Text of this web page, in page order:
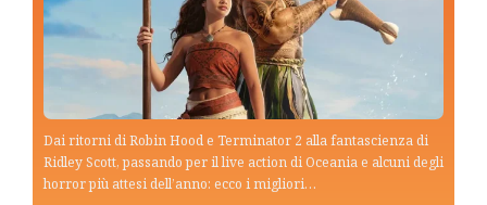
Dai ritorni di Robin Hood e Terminator 2 alla fantascienza di
Ridley Scott, passando per il live action di Oceania e alcuni degli
horror più attesi dell’anno: ecco i migliori…